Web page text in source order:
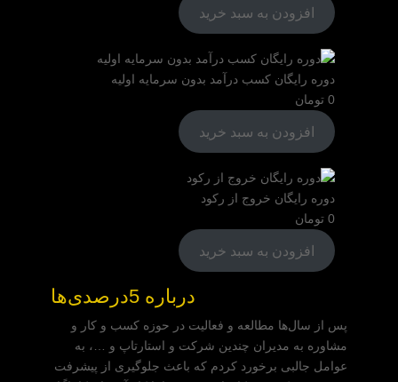
افزودن به سبد خرید
دوره رایگان کسب درآمد بدون سرمایه اولیه
0 تومان
افزودن به سبد خرید
دوره رایگان خروج از رکود
0 تومان
افزودن به سبد خرید
درباره 5درصدی‌ها
پس از سال‌ها مطالعه و فعالیت در حوزه کسب و کار و
مشاوره به مدیران چندین شرکت و استارتاپ و …، به
عوامل جالبی برخورد کردم که باعث جلوگیری از پیشرفت